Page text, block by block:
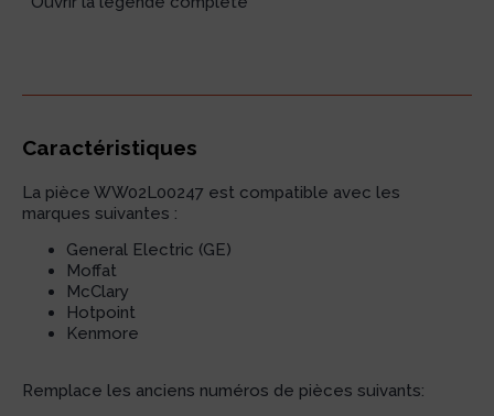
Caractéristiques
La pièce WW02L00247 est compatible avec les
marques suivantes :
General Electric (GE)
Moffat
McClary
Hotpoint
Kenmore
Remplace les anciens numéros de pièces suivants: